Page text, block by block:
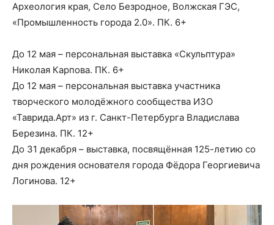
Археология края, Село Безродное, Волжская ГЭС,
«Промышленность города 2.0». ПК. 6+
До 12 мая – персональная выставка «Скульптура»
Николая Карпова. ПК. 6+
До 12 мая – персональная выставка участника
творческого молодёжного сообщества ИЗО
«Таврида.Арт» из г. Санкт-Петербурга Владислава
Березина. ПК. 12+
До 31 декабря – выставка, посвящённая 125-летию со
дня рождения основателя города Фёдора Георгиевича
Логинова. 12+